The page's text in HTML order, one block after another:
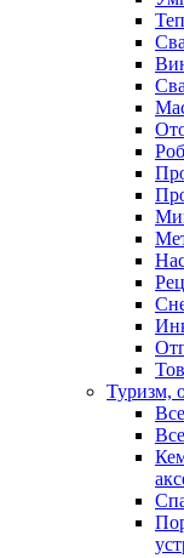
Туризм,